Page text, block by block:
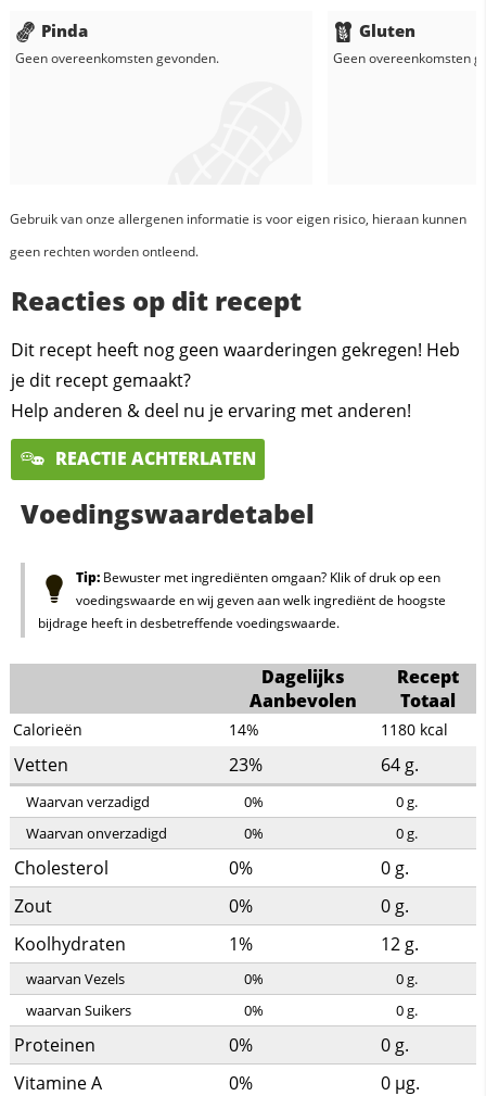
Pinda
Geen overeenkomsten gevonden.
Gluten
Geen overeenkomsten
Gebruik van onze allergenen informatie is voor eigen risico, hieraan kunnen
geen rechten worden ontleend.
Reacties op dit recept
Dit recept heeft nog geen waarderingen gekregen! Heb
je dit recept gemaakt?
Help anderen & deel nu je ervaring met anderen!
REACTIE ACHTERLATEN
Voedingswaardetabel
Tip:Bewuster met ingrediënten omgaan? Klik of druk op een
voedingswaarde en wij geven aan welk ingrediënt de hoogste
bijdrage heeft in desbetreffende voedingswaarde.
Dagelijks
Aanbevolen
Recept
Totaal
Calorieën 14% 1180 kcal
Vetten 23% 64 g.
Waarvan verzadigd 0% 0g.
Waarvan onverzadigd
0% 0g.
Cholesterol 0% 0 g.
Zout
0% 0 g.
Koolhydraten
1% 12 g.
waarvan Vezels 0% 0g.
waarvan Suikers
0% 0g.
Proteinen 0% 0 g.
Vitamine A
0% 0 µg.